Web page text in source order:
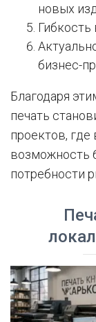
новых
Гибкость
бизнес-
Благодаря
печать
проектов,
возможность
потребности